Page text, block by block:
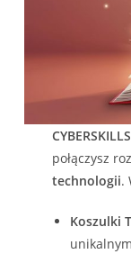
połączysz
technologii.
Koszulki